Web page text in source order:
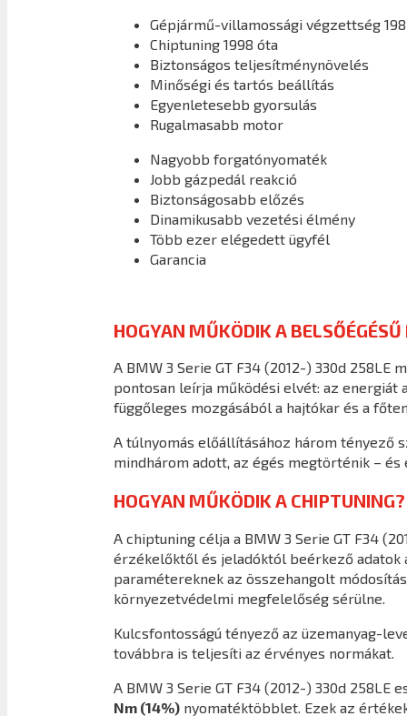
Gépjármű-villamossági végzettség
Chiptuning 1998 óta
Biztonságos teljesítménynövelés
Minőségi és tartós beállítás
Egyenletesebb gyorsulás
Rugalmasabb motor
Nagyobb forgatónyomaték
Jobb gázpedál reakció
Biztonságosabb előzés
Dinamikusabb vezetési élmény
Több ezer elégedett ügyfél
Garancia
HOGYAN MŰKÖDIK A
A BMW 3 Serie GT F34 (2012-) 330d
pontosan leírja működési elvét: az energiát
függőleges mozgásából a hajtókar és a
A túlnyomás előállításához három tényező
mindhárom adott, az égés megtörténik –
HOGYAN MŰKÖDIK A CHIPTUNING?
A chiptuning célja a BMW 3 Serie GT F34
érzékelőktől és jeladóktól beérkező adatok
paramétereknek az összehangolt
környezetvédelmi megfelelőség sérülne.
Kulcsfontosságú tényező az üzemanyag-
továbbra is teljesíti az érvényes normákat.
A BMW 3 Serie GT F34 (2012-) 330d
Nm (14%) nyomatéktöbblet. Ezek az